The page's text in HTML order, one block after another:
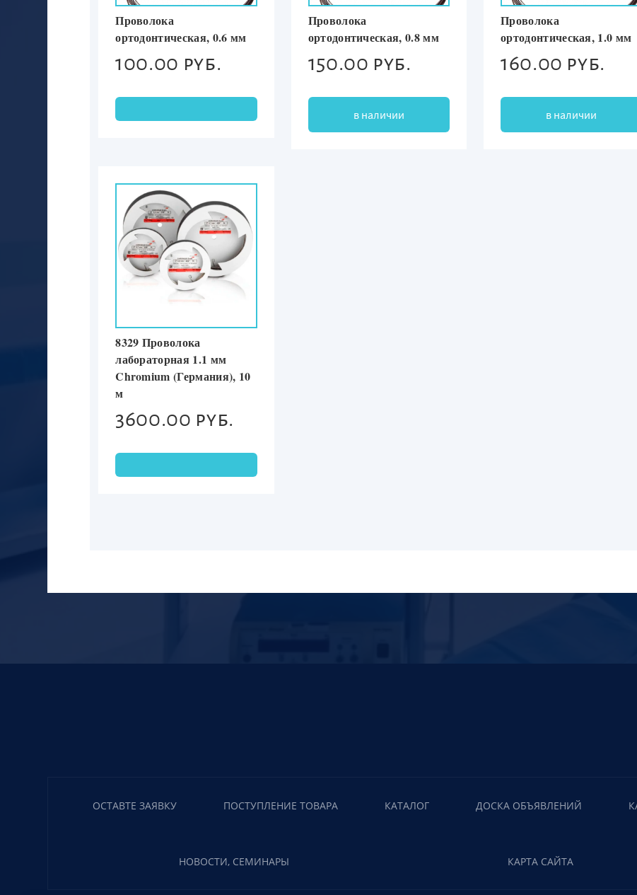
Проволока
ортодонтическая, 0.6 мм
100.00 руб.
Проволока
ортодонтическая, 0.8 мм
150.00 руб.
в наличии
Проволока
ортодонтическая, 1.0 мм
160.00 руб.
в наличии
8329 Проволока
лабораторная 1.1 мм
Chromium (Германия), 10
м
3600.00 руб.
ОСТАВТЕ ЗАЯВКУ ПОСТУПЛЕНИЕ ТОВАРА КАТАЛОГ ДОСКА ОБЪЯВЛЕНИЙ
НОВОСТИ, СЕМИНАРЫ КАРТА САЙТА